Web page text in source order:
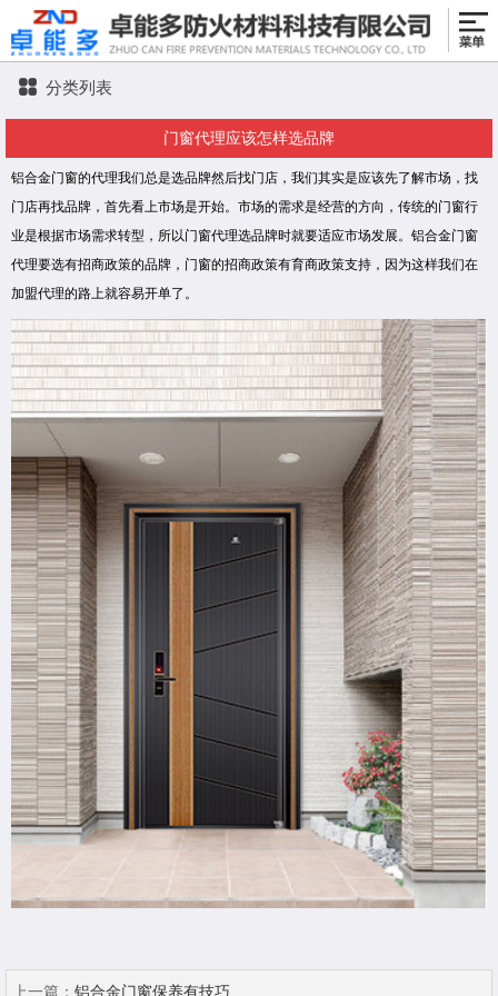
分类列表
门窗代理应该怎样选品牌
铝合金门窗的代理我们总是选品牌然后找门店，我们其实是应该先了解市场，找
门店再找品牌，首先看上市场是开始。 市场的需求是经营的方向，传统的门窗行
业是根据市场需求转型，所以门窗代理选品牌时就要适应市场发展。铝合金门窗
代理要选有招商政策的品牌，门窗的招商政策有育商政策支持，因为这样我们在
加盟代理的路上就容易开单了。
上一篇： 铝合金门窗保养有技巧